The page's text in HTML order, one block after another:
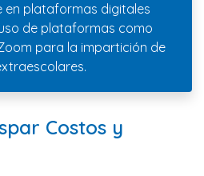
en plataformas digitales
de plataformas como
para la impartición de
Costos y